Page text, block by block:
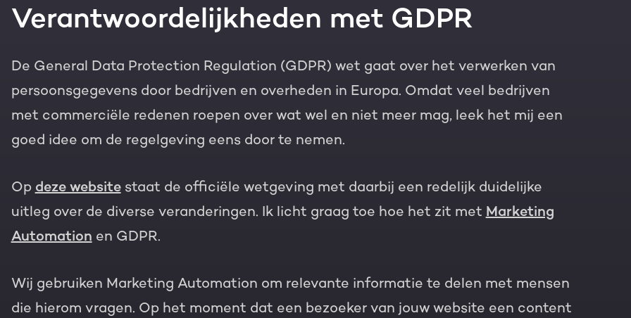
Modules & templates
Growth-driven design
Nederlands Zoek
Verantwoordelijkheden met GDPR
De General Data Protection Regulation (GDPR) wet gaat over het verwerken van
persoonsgegevens door bedrijven en overheden in Europa. Omdat veel bedrijven
met commerciële redenen roepen over wat wel en niet meer mag, leek het mij een
goed idee om de regelgeving eens door te nemen.
Op deze websitestaat de officiële wetgeving met daarbij een redelijk duidelijke
uitleg over de diverse veranderingen. Ik licht graag toe hoe het zit met Marketing
Automation en GDPR.
Wij gebruiken Marketing Automation om relevante informatie te delen met mensen
die hierom vragen. Op het moment dat een bezoeker van jouw website een content